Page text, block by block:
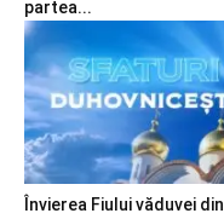
partea...
Învierea Fiului văduvei din